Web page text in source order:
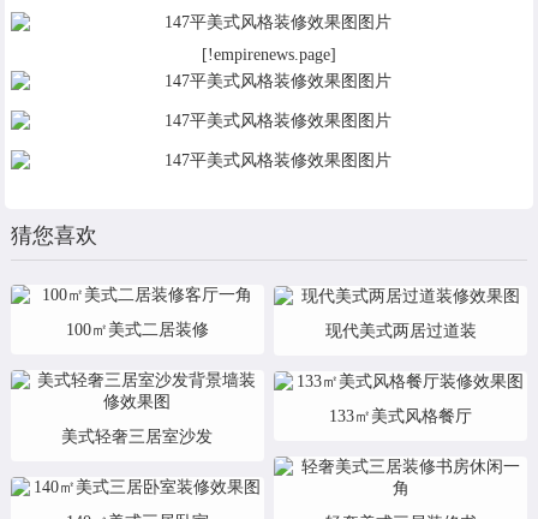
[!empirenews.page]
猜您喜欢
100㎡美式二居装修
美式轻奢三居室沙发
现代美式两居过道装
133㎡美式风格餐厅